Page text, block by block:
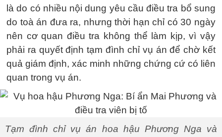
là do có nhiều nội dung yêu cầu điều tra bổ sung
do toà án đưa ra, nhưng thời hạn chỉ có 30 ngày
nên cơ quan điều tra không thể làm kịp, vì vậy
phải ra quyết định tạm đình chỉ vụ án để chờ kết
quả giám định, xác minh những chứng cứ có liên
quan trong vụ án.
Tạm đình chỉ vụ án hoa hậu Phương Nga và